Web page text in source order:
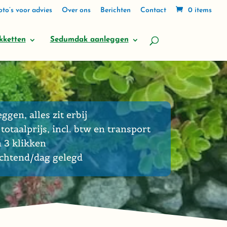
voor advies Over ons Berichten Contact 0 items
Sedumdak aanleggen
alles zit erbij
totaalprijs, incl. btw en transport
3 klikken
dag gelegd